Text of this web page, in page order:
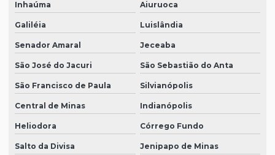
Inhaúma Aiuruoca
Galiléia Luislândia
Senador Amaral Jeceaba
São José do Jacuri São Sebastião do Anta
São Francisco de Paula Silvianópolis
Central de Minas Indianópolis
Heliodora Córrego Fundo
Salto da Divisa Jenipapo de Minas